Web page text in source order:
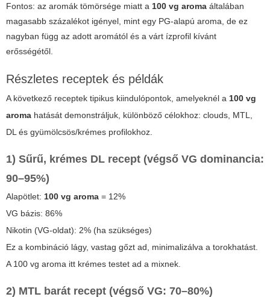
Fontos: az aromák tömörsége miatt a 100 vg aroma általában
magasabb százalékot igényel, mint egy PG-alapú aroma, de ez
nagyban függ az adott aromától és a várt ízprofil kívánt
erősségétől.
Részletes receptek és példák
A következő receptek tipikus kiindulópontok, amelyeknél a 100 vg
aroma hatását demonstráljuk, különböző célokhoz: clouds, MTL,
DL és gyümölcsös/krémes profilokhoz.
1) Sűrű, krémes DL recept (végső VG dominancia:
90–95%)
Alapötlet: 100 vg aroma = 12%
VG bázis: 86%
Nikotin (VG-oldat): 2% (ha szükséges)
Ez a kombináció lágy, vastag gőzt ad, minimalizálva a torokhatást.
A 100 vg aroma itt krémes testet ad a mixnek.
2) MTL barát recept (végső VG: 70–80%)